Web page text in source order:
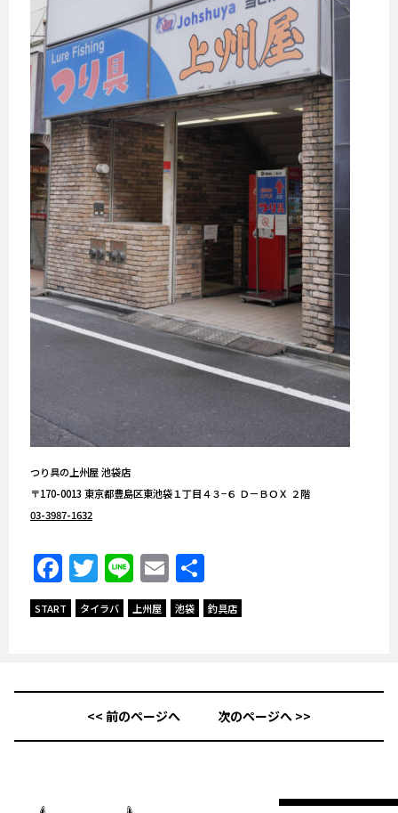
つり具の上州屋 池袋店
〒170-0013 東京都豊島区東池袋１丁目４３−６ Ｄ－ＢＯＸ ２階
03-3987-1632
Facebook
Twitter
LineEmail
有
START タイラバ 上州屋 池袋 釣具店
<< 前のページへ 次のページへ >>